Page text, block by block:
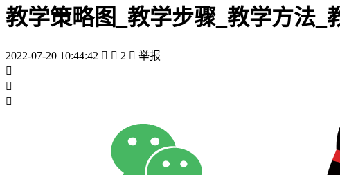
教学策略图_教学步骤_教学方法_
2022-07-20 10:44:42   2  举报


